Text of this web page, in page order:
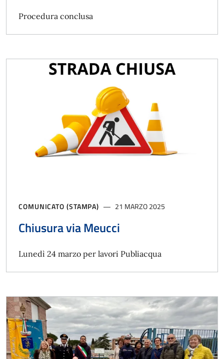
Procedura conclusa
COMUNICATO (STAMPA) 21 MARZO 2025
Chiusura via Meucci
Lunedì 24 marzo per lavori Publiacqua